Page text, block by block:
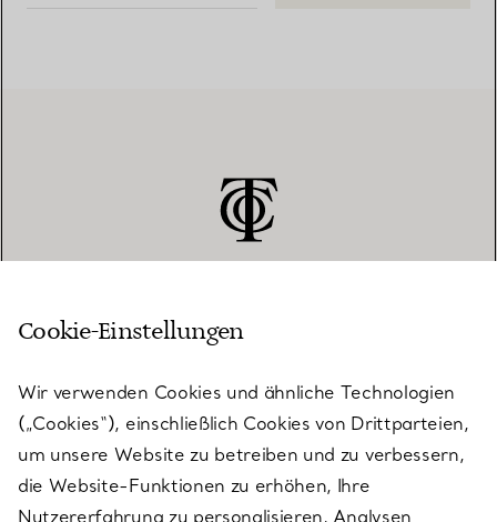
KUNDENSERVICE
SERVICES
Cookie-Einstellungen
Wir verwenden Cookies und ähnliche Technologien
(„Cookies“), einschließlich Cookies von Drittparteien,
um unsere Website zu betreiben und zu verbessern,
die Website-Funktionen zu erhöhen, Ihre
Nutzererfahrung zu personalisieren, Analysen